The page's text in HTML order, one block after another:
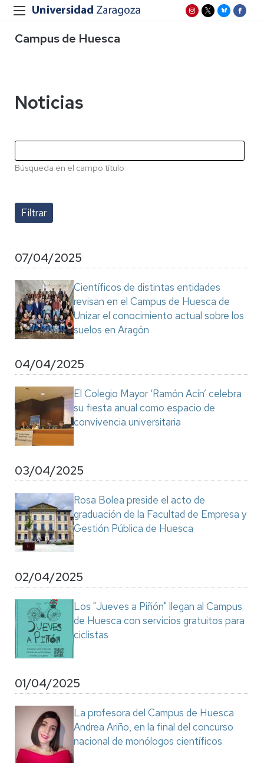
Campus de Huesca
Noticias
Búsqueda en el campo título
07/04/2025
Científicos de distintas entidades
revisan en el Campus de Huesca de
Unizar el conocimiento actual sobre los
suelos en Aragón
04/04/2025
El Colegio Mayor ‘Ramón Acín’ celebra
su fiesta anual como espacio de
convivencia universitaria
03/04/2025
Rosa Bolea preside el acto de
graduación de la Facultad de Empresa y
Gestión Pública de Huesca
02/04/2025
Los "Jueves a Piñón" llegan al Campus
de Huesca con servicios gratuitos para
ciclistas
01/04/2025
La profesora del Campus de Huesca
Andrea Ariño, en la final del concurso
nacional de monólogos científicos